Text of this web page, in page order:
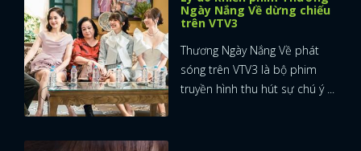
FACEBOOK GOOGLE
Ngày Nắng Về dừng chiếu
trên VTV3
Thương Ngày Nắng Về phát
sóng trên VTV3 là bộ phim
truyền hình thu hút sự chú ý ...